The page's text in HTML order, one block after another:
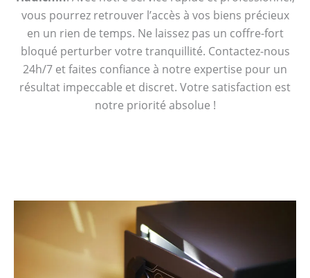
vous pourrez retrouver l’accès à vos biens précieux
en un rien de temps. Ne laissez pas un coffre-fort
bloqué perturber votre tranquillité. Contactez-nous
24h/7 et faites confiance à notre expertise pour un
résultat impeccable et discret. Votre satisfaction est
notre priorité absolue !